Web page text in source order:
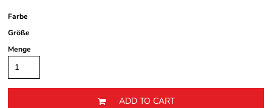
Farbe
Größe
Menge
ADD TO CART